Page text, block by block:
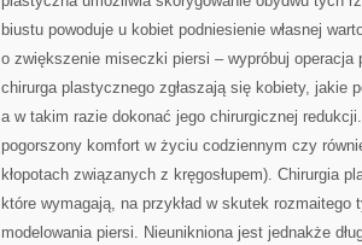
biustu powoduje u kobiet podniesienie własnej
o zwiększenie miseczki piersi – wypróbuj
chirurga plastycznego zgłaszają się kobiety, jakie
a w takim razie dokonać jego chirurgicznej
pogorszony komfort w życiu codziennym czy
kłopotach związanych z kręgosłupem). Chirurgia
które wymagają, na przykład w skutek rozmaitego
modelowania piersi. Nieunikniona jest jednakże